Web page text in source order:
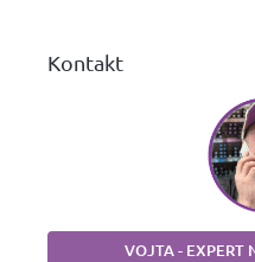
Kontakt
VOJTA - EXPERT